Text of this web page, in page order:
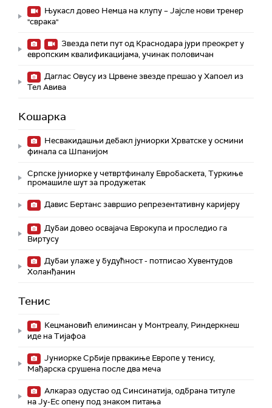
Њукасл довео Немца на клупу – Јајсле нови тренер
"сврака"
Звезда пети пут од Краснодара јури преокрет у
европским квалификацијама, учинак половичан
Даглас Овусу из Црвене звезде прешао у Хапоел из
Тел Авива
Кошарка
Несвакидашњи дебакл јуниорки Хрватске у осмини
финала са Шпанијом
Српске јуниорке у четвртфиналу Евробаскета, Туркиње
промашиле шут за продужетак
Давис Бертанс завршио репрезентативну каријеру
Дубаи довео освајача Еврокупа и проследио га
Виртусу
Дубаи улаже у будућност - потписао Хувентудов
Холанђанин
Тенис
Кецмановић елиминсан у Монтреалу, Риндеркнеш
иде на Тијафоа
Јуниорке Србије првакиње Европе у тенису,
Мађарска срушена после два меча
Алкараз одустао од Синсинатија, одбрана титуле
на Ју-Ес опену под знаком питања